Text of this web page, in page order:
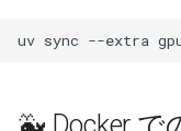
uv sync --extra